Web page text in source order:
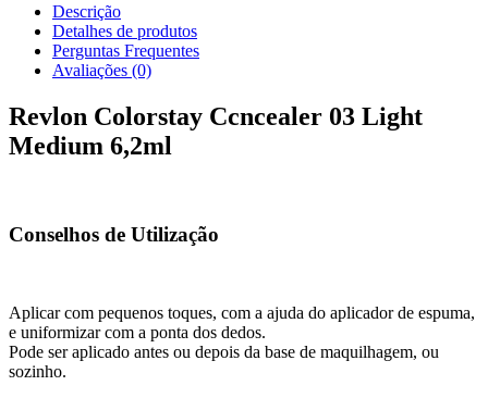
Descrição
Detalhes de produtos
Perguntas Frequentes
Avaliações (0)
Revlon Colorstay Ccncealer 03 Light
Medium 6,2ml
Conselhos de Utilização
Aplicar com pequenos toques, com a ajuda do aplicador de espuma,
e uniformizar com a ponta dos dedos.
Pode ser aplicado antes ou depois da base de maquilhagem, ou
sozinho.